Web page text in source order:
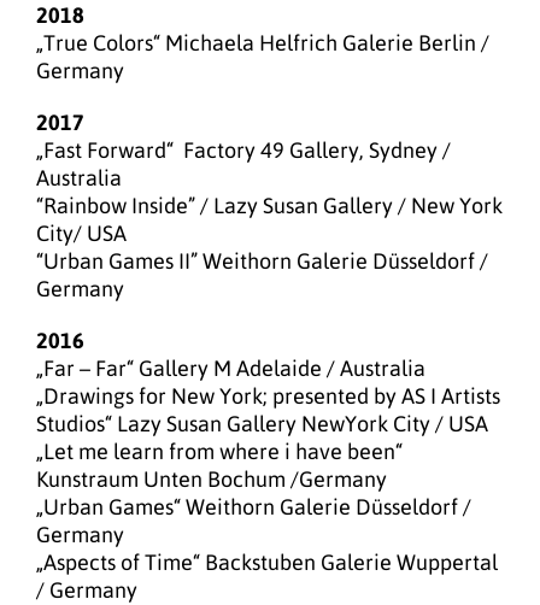
2018
„True Colors“ Michaela Helfrich Galerie Berlin /
Germany
2017
„Fast Forward“ Factory 49 Gallery, Sydney /
Australia
“Rainbow Inside” / Lazy Susan Gallery / New York
City/ USA
“Urban Games II” Weithorn Galerie Düsseldorf /
Germany
2016
„Far – Far“ Gallery M Adelaide / Australia
„Drawings for New York; presented by AS I Artists
Studios“ Lazy Susan Gallery NewYork City / USA
„Let me learn from where i have been“
Kunstraum Unten Bochum /Germany
„Urban Games“ Weithorn Galerie Düsseldorf /
Germany
„Aspects of Time“ Backstuben Galerie Wuppertal
/ Germany